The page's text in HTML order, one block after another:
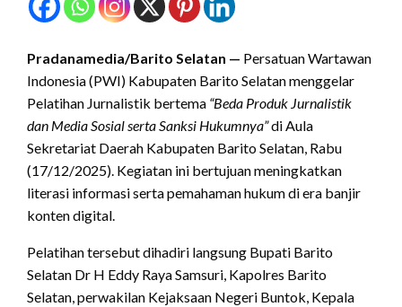
Pradanamedia/Barito Selatan — Persatuan Wartawan
Indonesia (PWI) Kabupaten Barito Selatan menggelar
Pelatihan Jurnalistik bertema “Beda Produk Jurnalistik
dan Media Sosial serta Sanksi Hukumnya”di Aula
Sekretariat Daerah Kabupaten Barito Selatan, Rabu
(17/12/2025). Kegiatan ini bertujuan meningkatkan
literasi informasi serta pemahaman hukum di era banjir
konten digital.
Pelatihan tersebut dihadiri langsung Bupati Barito
Selatan Dr H Eddy Raya Samsuri, Kapolres Barito
Selatan, perwakilan Kejaksaan Negeri Buntok, Kepala